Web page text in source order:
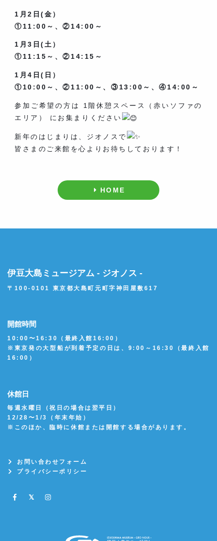
1月2日(金）
①11:00～、②14:00～
1月3日(土）
①11:15～、②14:15～
1月4日(日）
①10:00～、②11:00～、③13:00～、④14:00～
参加ご希望の方は 1階休憩スペース（赤いソファの
エリア） にお集まりください
新年のはじまりは、ジオノスで
皆さまのご来館を心よりお待ちしております！
HOME
伊豆大島ミュージアム - ジオノス -
〒100-0101 東京都大島町元町字神田屋敷617
開館時間
10:00〜16:30（最終入館16:00）
※東京発の大型船が到着予定の日は、9:00～16:30（最終入館
16:00）
休館日
毎週水曜日（祝日の場合は翌平日）
12/28〜1/3（年末年始）
※このほか、臨時に休館または開館する場合があります。
お問い合わせフォーム
プライバシーポリシー